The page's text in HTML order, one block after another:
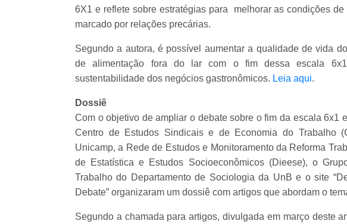
6X1 e reflete sobre estratégias para melhorar as condições
marcado por relações precárias.
Segundo a autora, é possível aumentar a qualidade de vida
de alimentação fora do lar com o fim dessa escala
sustentabilidade dos negócios gastronômicos. Leia aqui.
Dossiê
Com o objetivo de ampliar o debate sobre o fim da escala 6x1
Centro de Estudos Sindicais e de Economia do Trabalho
Unicamp, a Rede de Estudos e Monitoramento da Reforma
de Estatística e Estudos Socioeconômicos (Dieese), o
Trabalho do Departamento de Sociologia da UnB e o site
Debate” organizaram um dossiê com artigos que abordam o
Segundo a chamada para artigos, divulgada em março deste